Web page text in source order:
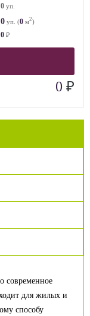
0 уп.
0 уп. (0 м2)
0 ₽
0 ₽
современное
для жилых и
способу